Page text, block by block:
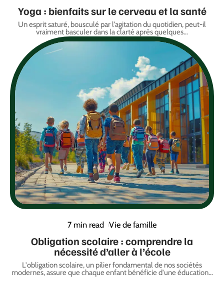
Yoga : bienfaits sur le cerveau et la santé
Un esprit saturé, bousculé par l’agitation du quotidien, peut-il
vraiment basculer dans la clarté après quelques…
7 min read Vie de famille
Obligation scolaire : comprendre la
nécessité d’aller à l’école
L'obligation scolaire, un pilier fondamental de nos sociétés
modernes, assure que chaque enfant bénéficie d'une éducation…